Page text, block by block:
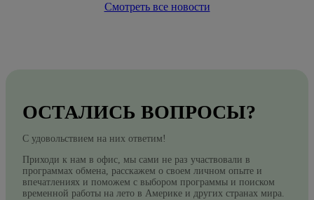
Смотреть все новости
ОСТАЛИСЬ ВОПРОСЫ?
С удовольствием на них ответим!
Приходи к нам в офис, мы сами не раз участвовали в
программах обмена, расскажем о своем личном опыте и
впечатлениях и поможем с выбором программы и поиском
временной работы на лето в Америке и других странах мира.